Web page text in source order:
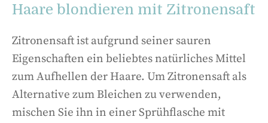
Haare blondieren mit Zitronensaft
Zitronensaft ist aufgrund seiner sauren
Eigenschaften ein beliebtes natürliches Mittel
zum Aufhellen der Haare. Um Zitronensaft als
Alternative zum Bleichen zu verwenden,
mischen Sie ihn in einer Sprühflasche mit